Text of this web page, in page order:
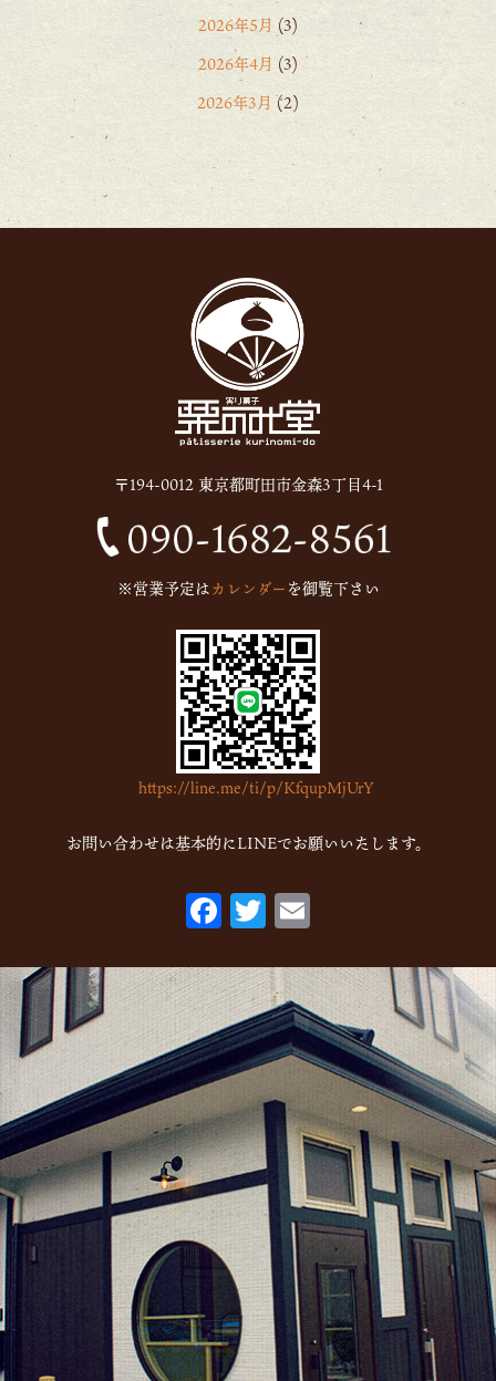
2026年5月 (3)
2026年4月 (3)
2026年3月 (2)
2025年10月(6)
2025年9月(11)
2025年8月(11)
2025年7月(12)
2025年6月(13)
2024年12月(1)
2024年10月(1)
2023年2月(4)
2023年1月(7)
2022年12月(15)
2022年11月(16)
2022年10月(6)
2022年9月(1)
2022年5月
(2)
2022年1月(2)
2021年10月(1)
2021年9月
2021年8月 (1)
2021年6月
(1)
2021年5月
(1)
2021年4月 (1)
2021年2月(2)
2021年1月(2)
2020年12月(5)
〒194-0012 東京都町田市金森3丁目4-1
※営業予定はカレンダーを御覧下さい
https://line.me/ti/p/KfqupMjUrY
お問い合わせは基本的にLINEでお願いいたします。
F
ac
eb
o
o
k
T
w
itt
er
ai
l